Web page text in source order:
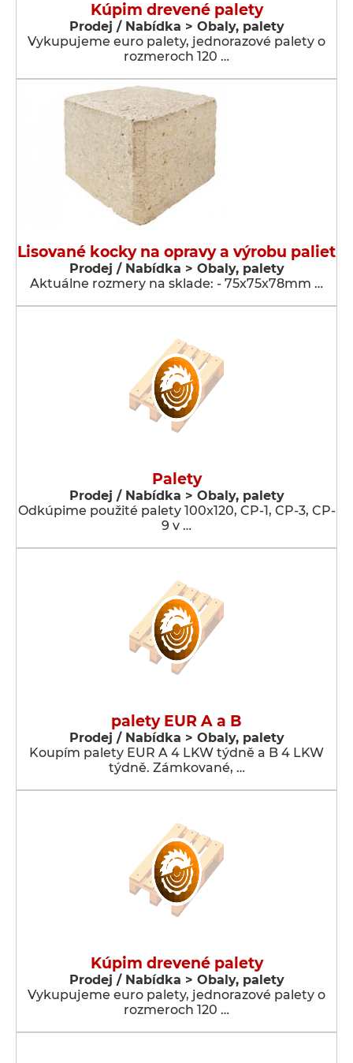
Kúpim drevené palety
Prodej / Nabídka > Obaly, palety
Vykupujeme euro palety, jednorazové palety o
rozmeroch 120 …
Lisované kocky na opravy a výrobu paliet
Prodej / Nabídka > Obaly, palety
Aktuálne rozmery na sklade: - 75x75x78mm …
Palety
Prodej / Nabídka > Obaly, palety
Odkúpime použité palety 100x120, CP-1, CP-3, CP-
9 v …
palety EUR A a B
Prodej / Nabídka > Obaly, palety
Koupím palety EUR A 4 LKW týdně a B 4 LKW
týdně. Zámkované, …
Kúpim drevené palety
Prodej / Nabídka > Obaly, palety
Vykupujeme euro palety, jednorazové palety o
rozmeroch 120 …